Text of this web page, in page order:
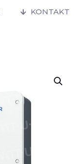
KONTAKT